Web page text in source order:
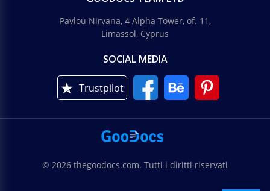
Pavlou Nirvana, 4 Alpha Tower, of. 11,
Limassol, Cyprus
SOCIAL MEDIA
Trustpilot
© 2026 thegoodocs.com. Tutti i diritti riservati